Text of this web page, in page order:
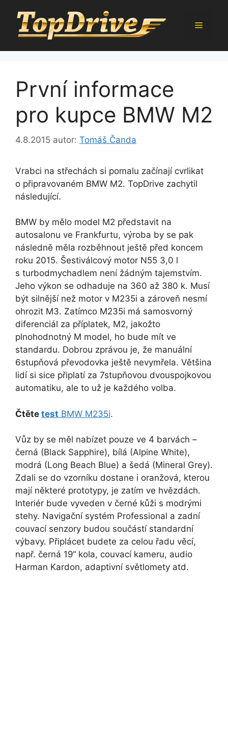
obsah
Menu
První informace
pro kupce BMW M2
4.8.2015 autor: Tomáš Čanda
Vrabci na střechách si pomalu začínají cvrlikat
o připravovaném BMW M2. TopDrive zachytil
následující.
BMW by mělo model M2 představit na
autosalonu ve Frankfurtu, výroba by se pak
následně měla rozběhnout ještě před koncem
roku 2015. Šestiválcový motor N55 3,0 l
s turbodmychadlem není žádným tajemstvím.
Jeho výkon se odhaduje na 360 až 380 k. Musí
být silnější než motor v M235i a zároveň nesmí
ohrozit M3. Zatímco M235i má samosvorný
diferenciál za příplatek, M2, jakožto
plnohodnotný M model, ho bude mít ve
standardu. Dobrou zprávou je, že manuální
6stupňová převodovka ještě nevymřela. Většina
lidí si sice připlatí za 7stupňovou dvouspojkovou
automatiku, ale to už je každého volba.
Čtěte test BMW M235i.
Vůz by se měl nabízet pouze ve 4 barvách –
černá (Black Sapphire), bílá (Alpine White),
modrá (Long Beach Blue) a šedá (Mineral Grey).
Zdali se do vzorníku dostane i oranžová, kterou
mají některé prototypy, je zatím ve hvězdách.
Interiér bude vyveden v černé kůži s modrými
stehy. Navigační systém Professional a zadní
couvací senzory budou součástí standardní
výbavy. Připlácet budete za celou řadu věcí,
např. černá 19“ kola, couvací kameru, audio
Harman Kardon, adaptivní světlomety atd.